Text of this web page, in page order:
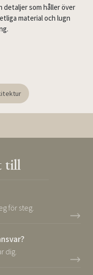
detaljer som håller över
material och lugn
till
för steg.
dig.